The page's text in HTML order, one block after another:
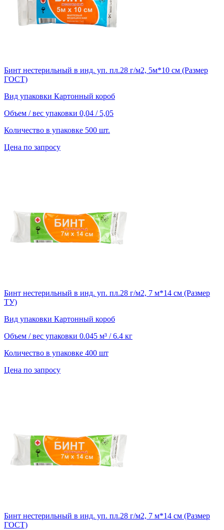
Бинт нестерильный в инд. уп. пл.28 г/м2, 5м*10 см (Размер
ГОСТ)
Вид упаковки Картонный короб
Объем / вес упаковки 0,04 / 5,05
Количество в упаковке 500 шт.
Цена по запросу
Бинт нестерильный в инд. уп. пл.28 г/м2, 7 м*14 см (Размер
ТУ)
Вид упаковки Картонный короб
Объем / вес упаковки 0.045 м³ / 6.4 кг
Количество в упаковке 400 шт
Цена по запросу
Бинт нестерильный в инд. уп. пл.28 г/м2, 7 м*14 см (Размер
ГОСТ)